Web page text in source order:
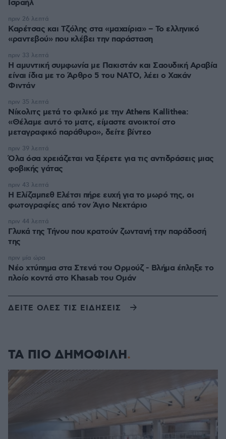
Ισραήλ
Καρέτσας και Τζόλης στα «μαχαίρια» – Το ελληνικό
«ραντεβού» που κλέβει την παράσταση
πριν 26 λεπτά
Η αμυντική συμφωνία με Πακιστάν και Σαουδική Αραβία
είναι ίδια με το Άρθρο 5 του ΝΑΤΟ, λέει ο Χακάν
Φιντάν
πριν 33 λεπτά
Νίκολιτς μετά το φιλικό με την Athens Kallithea:
«Θέλαμε αυτό το ματς, είμαστε ανοικτοί στο
μεταγραφικό παράθυρο», δείτε βίντεο
πριν 35 λεπτά
Όλα όσα χρειάζεται να ξέρετε για τις αντιδράσεις μιας
φοβικής γάτας
πριν 39 λεπτά
Η Ελίζαμπεθ Ελέτσι πήρε ευχή για το μωρό της, οι
φωτογραφίες από τον Άγιο Νεκτάριο
πριν 43 λεπτά
Γλυκά της Τήνου που κρατούν ζωντανή την παράδοσή
της
πριν 44 λεπτά
Νέο χτύπημα στα Στενά του Ορμούζ - Βλήμα έπληξε το
πλοίο κοντά στο Khasab του Ομάν
πριν μία ώρα
ΔΕΙΤΕ ΟΛΕΣ ΤΙΣ ΕΙΔΗΣΕΙΣ
ΤΑ ΠΙΟ ΔΗΜΟΦΙΛΗ